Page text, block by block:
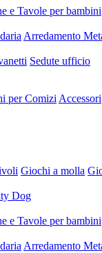
e Tavole per bambini
Arredamento
Sedute ufficio
per Comizi Accessori
Giochi a molla
Dog
e Tavole per bambini
Arredamento